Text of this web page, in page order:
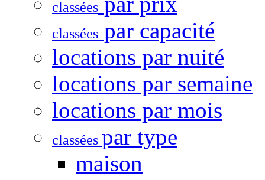
classées
classées par capacité
locations par nuité
locations par semaine
locations par mois
classées par type
maison